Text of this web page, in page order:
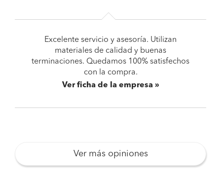
Excelente servicio y asesoría. Utilizan
materiales de calidad y buenas
terminaciones. Quedamos 100% satisfechos
con la compra.
Ver ficha de la empresa
Ver más opiniones
Pide presupuestos